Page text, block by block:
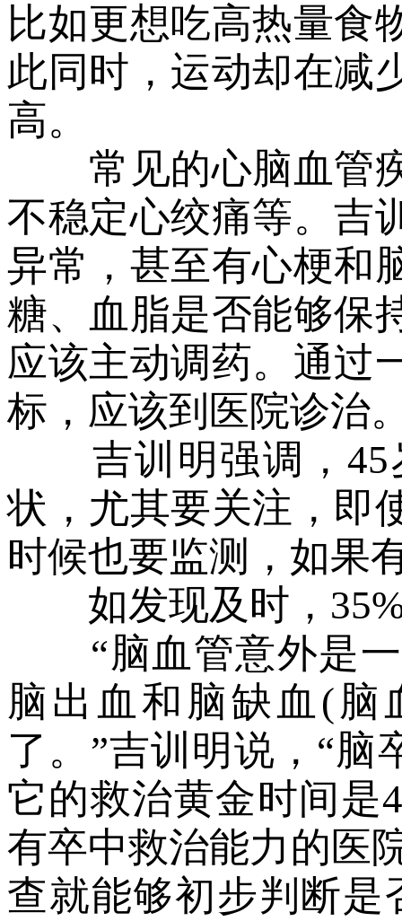
比如更想吃高热量食
此同时，运动却在减
高。
常见的心脑血管疾
不稳定心绞痛等。吉
异常，甚至有心梗和
糖、血脂是否能够保
应该主动调药。通过
标，应该到医院诊治
吉训明强调，45
状，尤其要关注，即
时候也要监测，如果
如发现及时，35%
“脑血管意外是一
脑出血和脑缺血(脑
了。”吉训明说，“
它的救治黄金时间是
有卒中救治能力的医
查就能够初步判断